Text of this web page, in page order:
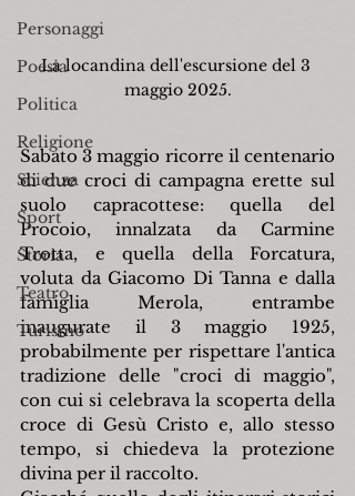
Personaggi
Poesia
Politica
Religione
Scienza
Sport
Storia
Teatro
Turismo
La locandina dell'escursione del 3
maggio 2025.
Sabato 3 maggio ricorre il centenario
di due croci di campagna erette sul
suolo capracottese: quella del
Procoio, innalzata da Carmine
Trotta, e quella della Forcatura,
voluta da Giacomo Di Tanna e dalla
famiglia Merola, entrambe
inaugurate il 3 maggio 1925,
probabilmente per rispettare l'antica
tradizione delle "croci di maggio",
con cui si celebrava la scoperta della
croce di Gesù Cristo e, allo stesso
tempo, si chiedeva la protezione
divina per il raccolto.